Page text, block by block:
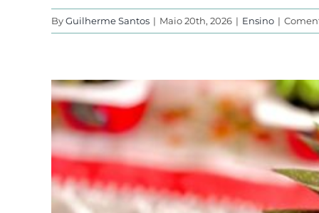
ByGuilherme Santos | Maio 20th, 2026 | Ensino |